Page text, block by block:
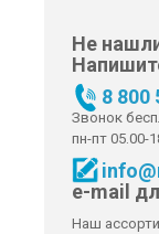
Не
8 800
Звонок
пн-пт 05.00-
e-mail
Наш